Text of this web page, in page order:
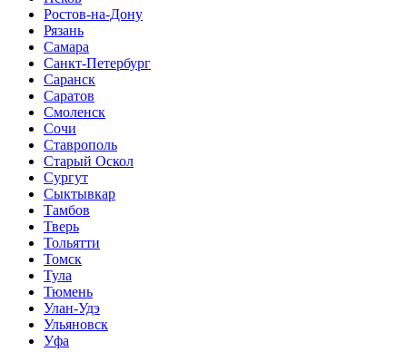
Ростов-на-Дону
Рязань
Самара
Санкт-Петербург
Саранск
Саратов
Смоленск
Сочи
Ставрополь
Старый Оскол
Сургут
Сыктывкар
Тамбов
Тверь
Тольятти
Томск
Тула
Тюмень
Улан-Удэ
Ульяновск
Уфа